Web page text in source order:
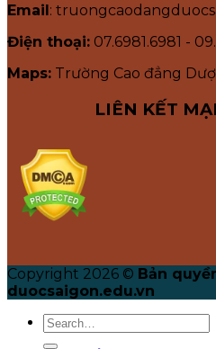
Email:
Điện thoại: 07.6981.6981 -
Maps: Trường Cao đẳng
LIÊN KẾT
Copyright 2026 © Bản
duocsaigon.edu.vn